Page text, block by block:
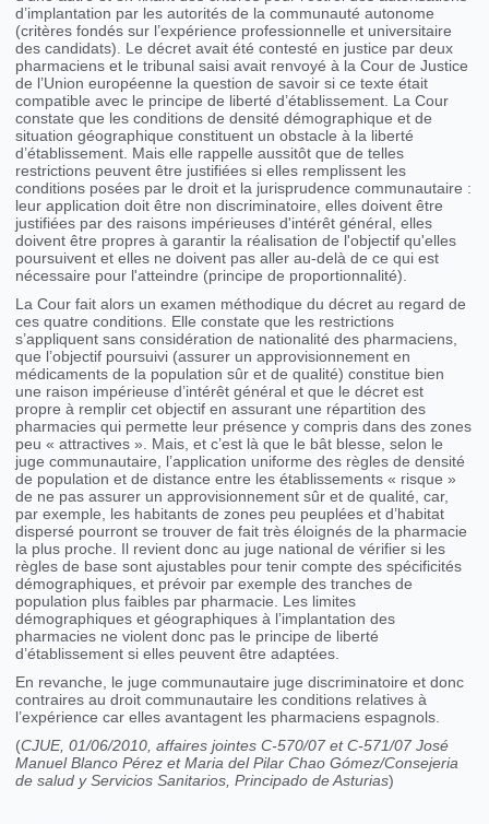
d’implantation par les autorités de la communauté autonome
(critères fondés sur l’expérience professionnelle et universitaire
des candidats). Le décret avait été contesté en justice par deux
pharmaciens et le tribunal saisi avait renvoyé à la Cour de Justice
de l’Union européenne la question de savoir si ce texte était
compatible avec le principe de liberté d’établissement. La Cour
constate que les conditions de densité démographique et de
situation géographique constituent un obstacle à la liberté
d’établissement. Mais elle rappelle aussitôt que de telles
restrictions peuvent être justifiées si elles remplissent les
conditions posées par le droit et la jurisprudence communautaire :
leur application doit être non discriminatoire, elles doivent être
justifiées par des raisons impérieuses d'intérêt général, elles
doivent être propres à garantir la réalisation de l'objectif qu'elles
poursuivent et elles ne doivent pas aller au-delà de ce qui est
nécessaire pour l'atteindre (principe de proportionnalité).
La Cour fait alors un examen méthodique du décret au regard de
ces quatre conditions. Elle constate que les restrictions
s’appliquent sans considération de nationalité des pharmaciens,
que l’objectif poursuivi (assurer un approvisionnement en
médicaments de la population sûr et de qualité) constitue bien
une raison impérieuse d’intérêt général et que le décret est
propre à remplir cet objectif en assurant une répartition des
pharmacies qui permette leur présence y compris dans des zones
peu « attractives ». Mais, et c’est là que le bât blesse, selon le
juge communautaire, l’application uniforme des règles de densité
de population et de distance entre les établissements « risque »
de ne pas assurer un approvisionnement sûr et de qualité, car,
par exemple, les habitants de zones peu peuplées et d’habitat
dispersé pourront se trouver de fait très éloignés de la pharmacie
la plus proche. Il revient donc au juge national de vérifier si les
règles de base sont ajustables pour tenir compte des spécificités
démographiques, et prévoir par exemple des tranches de
population plus faibles par pharmacie. Les limites
démographiques et géographiques à l’implantation des
pharmacies ne violent donc pas le principe de liberté
d’établissement si elles peuvent être adaptées.
En revanche, le juge communautaire juge discriminatoire et donc
contraires au droit communautaire les conditions relatives à
l’expérience car elles avantagent les pharmaciens espagnols.
(CJUE, 01/06/2010, affaires jointes C-570/07 et C-571/07 José
Manuel Blanco Pérez et Maria del Pilar Chao Gómez/Consejeria
de salud y Servicios Sanitarios, Principado de Asturias)